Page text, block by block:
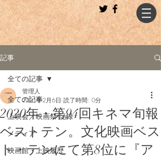
記事
全ての記事
上映会／映画祭 記録
メディア
映画館・上映履歴
全ての記事
2020年・第94回キネマ旬報
ベストテン。文化映画ベス
ト・テンにて第8位に『ア
管理人
2021年2月6日 読了時間: 0分